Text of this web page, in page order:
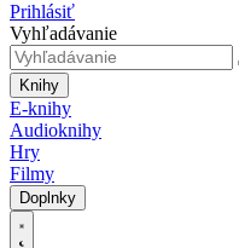
Prihlásiť
Vyhľadávanie
Knihy
E-knihy
Audioknihy
Hry
Filmy
Doplnky